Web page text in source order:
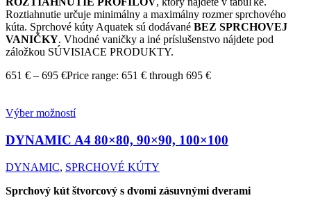
Roztiahnutie určuje minimálny a maximálny rozmer sprchového
kúta. Sprchové kúty Aquatek sú dodávané BEZ SPRCHOVEJ
VANIČKY. Vhodné vaničky a iné príslušenstvo nájdete pod
záložkou SÚVISIACE PRODUKTY.
651 € – 695 €Price range: 651 € through 695 €
Výber možností
DYNAMIC A4 80×80, 90×90, 100×100
DYNAMIC, SPRCHOVÉ KÚTY
Sprchový kút štvorcový s dvomi zásuvnými dverami